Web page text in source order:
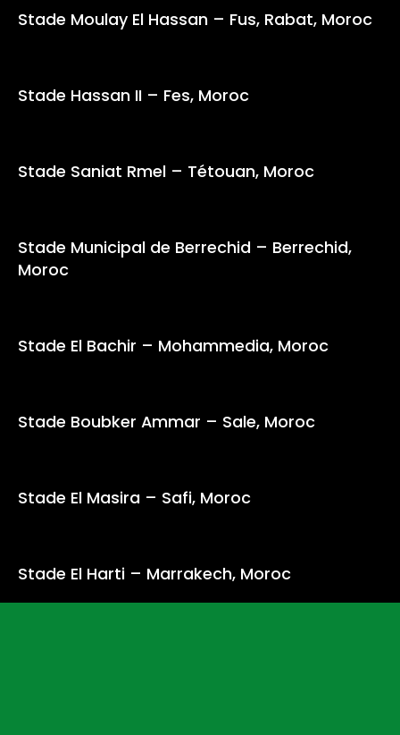
Stade Moulay El Hassan – Fus, Rabat, Moroc
Stade Hassan II – Fes, Moroc
Stade Saniat Rmel – Tétouan, Moroc
Stade Municipal de Berrechid – Berrechid,
Moroc
Stade El Bachir – Mohammedia, Moroc
Stade Boubker Ammar – Sale, Moroc
Stade El Masira – Safi, Moroc
Stade El Harti – Marrakech, Moroc